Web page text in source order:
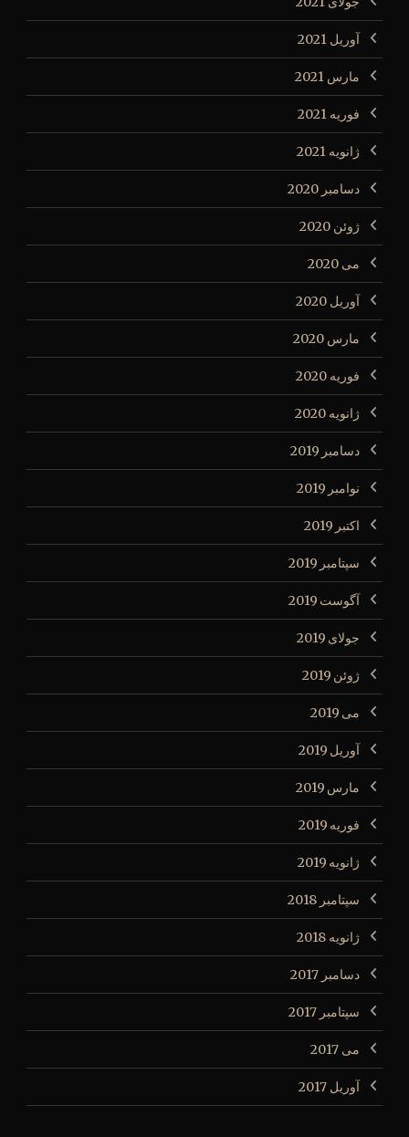
آوریل 2021
مارس 2021
فوریه 2021
ژانویه 2021
دسامبر 2020
ژوئن 2020
می 2020
آوریل 2020
مارس 2020
فوریه 2020
ژانویه 2020
دسامبر 2019
نوامبر 2019
اکتبر 2019
سپتامبر 2019
آگوست 2019
جولای 2019
ژوئن 2019
می 2019
آوریل 2019
مارس 2019
فوریه 2019
ژانویه 2019
سپتامبر 2018
ژانویه 2018
دسامبر 2017
سپتامبر 2017
می 2017
آوریل 2017